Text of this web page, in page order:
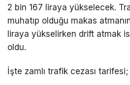
2 bin 167 liraya yükselecek.
muhatıp olduğu makas
liraya yükselirken drift atmak
oldu.
İşte zamlı trafik cezası tarifesi;